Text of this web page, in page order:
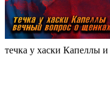
течка у хаски Капеллы